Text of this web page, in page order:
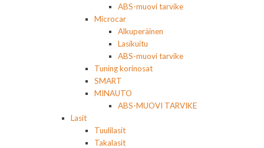
ABS-muovi tarvike
Microcar
Alkuperäinen
Lasikuitu
ABS-muovi tarvike
Tuning korinosat
SMART
MINAUTO
ABS-MUOVI TARVIKE
Lasit
Tuulilasit
Takalasit